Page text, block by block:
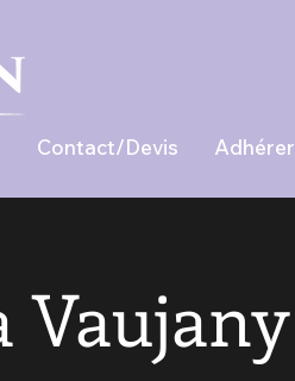
Contact/Devis Adhérer
Vaujany